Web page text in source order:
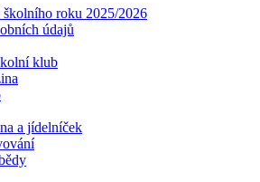
školního roku 2025/2026
údajů
klub
a jídelníček